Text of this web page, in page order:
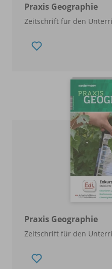
Praxis Geographie
Zeitschrift für den
Praxis Geographie
Zeitschrift für den